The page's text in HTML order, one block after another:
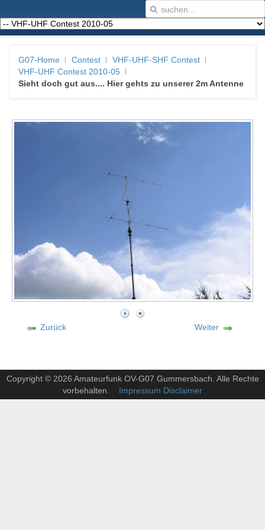
G07-Home Contest
VHF-UHF-SHF Contest
VHF-UHF Contest 2010-05
Sieht doch gut aus.... Hier gehts zu unserer 2m Antenne
Zurück Weiter
Copyright © 2026 Amateurfunk OV-G07 Gummersbach. Alle Rechte
vorbehalten . Impressum Disclaimer